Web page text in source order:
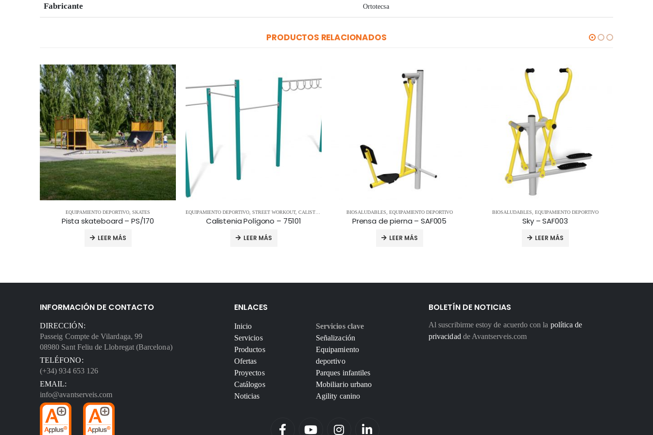
Fabricante Ortotecsa
PRODUCTOS RELACIONADOS
EQUIPAMIENTO DEPORTIVO SKATES
Pista skateboard – PS/170
LEER MÁS
EQUIPAMIENTO DEPORTIVO STREET WORKOUT, CALISTENIAS
Calistenia Polígono – 75101
LEER MÁS
BIOSALUDABLES EQUIPAMIENTO DEPORTIVO
Prensa de pierna – SAF005
LEER MÁS
BIOSALUDABLES EQUIPAMIENTO DEPORTIVO
Sky – SAF003
LEER MÁS
INFORMACIÓN DE CONTACTO
DIRECCIÓN:
Passeig Compte de Vilardaga, 99
08980 Sant Feliu de Llobregat (Barcelona)
TELÉFONO:
(+34) 934 653 126
EMAIL:
info@avantserveis.com
ENLACES
Inicio
Servicios
Productos
Ofertas
Proyectos
Catálogos
Noticias
Servicios clave
Señalización
Equipamiento
deportivo
Parques infantiles
Mobiliario urbano
Agility canino
BOLETÍN DE NOTICIAS
Al suscribirme estoy de acuerdo con la política de
privacidadde Avantserveis.com